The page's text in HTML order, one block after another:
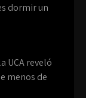
dormir un
UCA reveló
menos de